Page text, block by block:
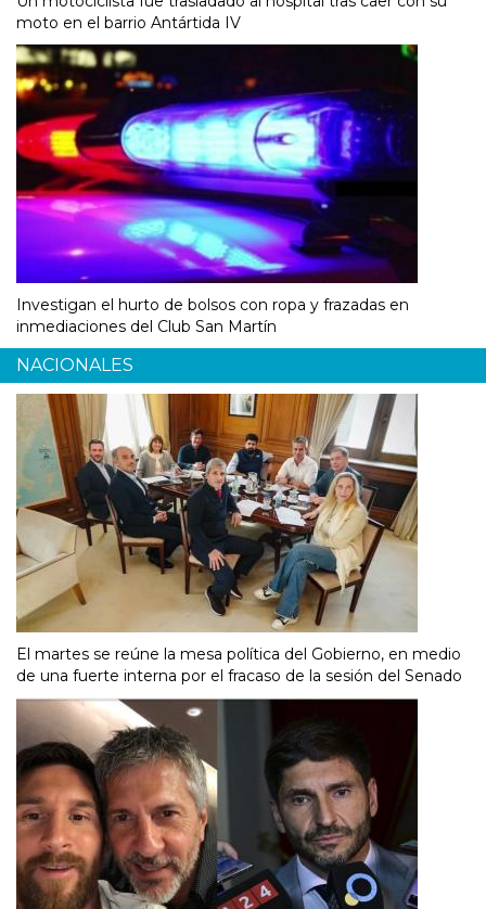
moto en el barrio Antártida IV
Investigan el hurto de bolsos con ropa y frazadas en
inmediaciones del Club San Martín
NACIONALES
El martes se reúne la mesa política del Gobierno, en medio
de una fuerte interna por el fracaso de la sesión del Senado